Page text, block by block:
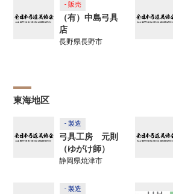
- 販売
（有）中島弓具
店
長野県長野市
東海地区
- 製造
弓具工房 元則
（ゆがけ師）
静岡県焼津市
- 製造